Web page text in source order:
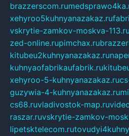
brazzerscom.ru
xehyroo5kuhnyanazakaz.ru
vskrytie-zamkov-moskva-113.ru
zed-online.rupimchax.ru
kitubeu2kuhnyanazakaz.ru
kuhnyaofabrikaufabrik.ru
xehyroo-5-kuhnyanazakaz.ru
guzywia-4-kuhnyanazakaz.ru
cs68.ruvladivostok-map.ru
raszar.ruvskrytie-zamkov-
lipetsktelecom.ru